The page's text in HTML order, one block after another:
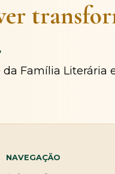
da Família Literária
NAVEGAÇÃO